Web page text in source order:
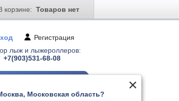
корзине: Товаров нет
Московская область?
Регистрация
лыж и лыжероллеров:
+7(903)531-68-08
Палки для лыжер-ов